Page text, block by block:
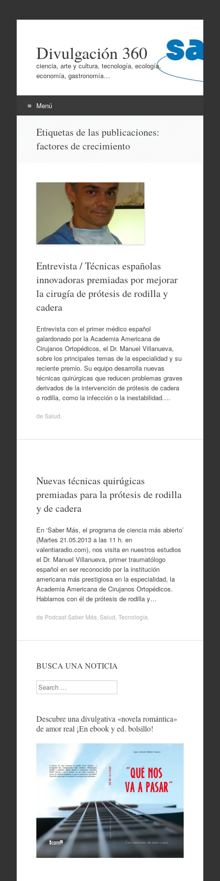
Divulgación 360
ciencia, arte y cultura, tecnología, ecología,
economía, gastronomía…
Menú
contenido
Etiquetas de las publicaciones:
factores de crecimiento
Entrevista / Técnicas españolas
innovadoras premiadas por mejorar
la cirugía de prótesis de rodilla y
cadera
Entrevista con el primer médico español
galardonado por la Academia Americana de
Cirujanos Ortopédicos, el Dr. Manuel Villanueva,
sobre los principales temas de la especialidad y su
reciente premio. Su equipo desarrolla nuevas
técnicas quirúrgicas que reducen problemas graves
derivados de la intervención de prótesis de cadera
o rodilla, como la infección o la inestabilidad.…
de Salud
Nuevas técnicas quirúgicas
premiadas para la prótesis de rodilla
y de cadera
En ‘Saber Más, el programa de ciencia más abierto’
(Martes 21.05.2013 a las 11 h. en
valentiaradio.com), nos visita en nuestros estudios
el Dr. Manuel Villanueva, primer traumatólogo
español en ser reconocido por la institución
americana más prestigiosa en la especialidad, la
Academia Americana de Cirujanos Ortopédicos.
Hablamos con él de prótesis de rodilla y…
de Podcast Saber Más, Salud Tecnología
BUSCA UNA NOTICIA
Search
Descubre una divulgativa «novela romántica»
de amor real ¡En ebook y ed. bolsillo!